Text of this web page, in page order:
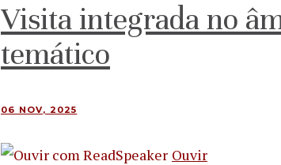
Visita integrada no
temático
06 NOV, 2025
Ouvir